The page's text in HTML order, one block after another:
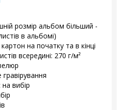
розмір альбом більший -
в альбомі)
на початку та в кінці
всередині: 270 г/м²
на вибір